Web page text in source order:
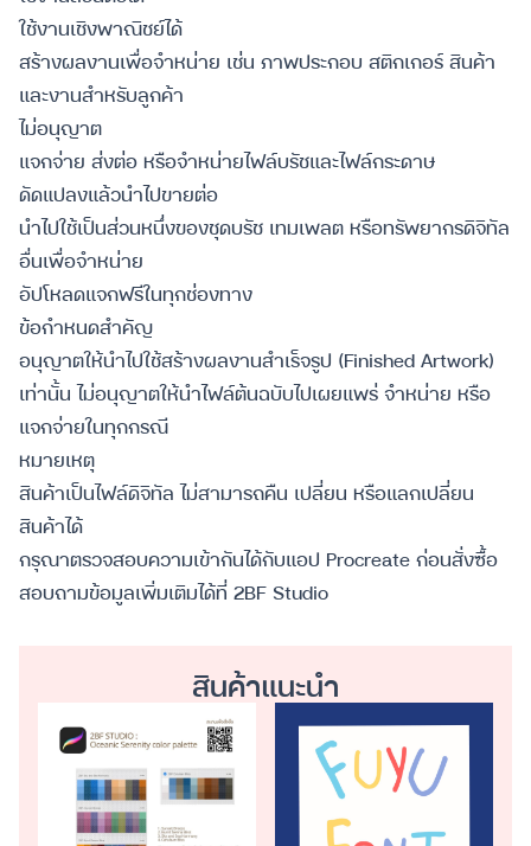
ใช้งานเชิงพาณิชย์ได้
สร้างผลงานเพื่อจำหน่าย เช่น ภาพประกอบ สติกเกอร์ สินค้า
และงานสำหรับลูกค้า
ไม่อนุญาต
แจกจ่าย ส่งต่อ หรือจำหน่ายไฟล์บรัชและไฟล์กระดาษ
ดัดแปลงแล้วนำไปขายต่อ
นำไปใช้เป็นส่วนหนึ่งของชุดบรัช เทมเพลต หรือทรัพยากรดิจิทัล
อื่นเพื่อจำหน่าย
อัปโหลดแจกฟรีในทุกช่องทาง
ข้อกำหนดสำคัญ
อนุญาตให้นำไปใช้สร้างผลงานสำเร็จรูป (Finished Artwork)
เท่านั้น ไม่อนุญาตให้นำไฟล์ต้นฉบับไปเผยแพร่ จำหน่าย หรือ
แจกจ่ายในทุกกรณี
หมายเหตุ
สินค้าเป็นไฟล์ดิจิทัล ไม่สามารถคืน เปลี่ยน หรือแลกเปลี่ยน
สินค้าได้
กรุณาตรวจสอบความเข้ากันได้กับแอป Procreate ก่อนสั่งซื้อ
สอบถามข้อมูลเพิ่มเติมได้ที่ 2BF Studio
สินค้าแนะนำ